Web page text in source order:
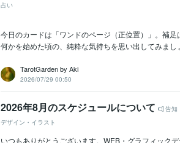
占い
今日のカードは「ワンドのページ（正位置）」。補
何かを始めた頃の、純粋な気持ちを思い出してみま
TarotGarden by Aki
2026/07/29 00:50
2026年8月のスケジュールについて
告知
デザイン・イラスト
いつもありがとうございます。WEB・グラフィック